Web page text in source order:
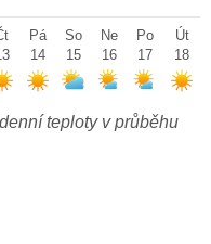
Pá
14
So
15
Ne
16
Po
17
Út
18
teploty v průběhu